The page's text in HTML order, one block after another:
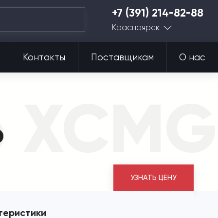
+7 (391) 214-82-88
Красноярск
Контакты Поставщикам О нас
УЗНАТЬ ЦЕНУ